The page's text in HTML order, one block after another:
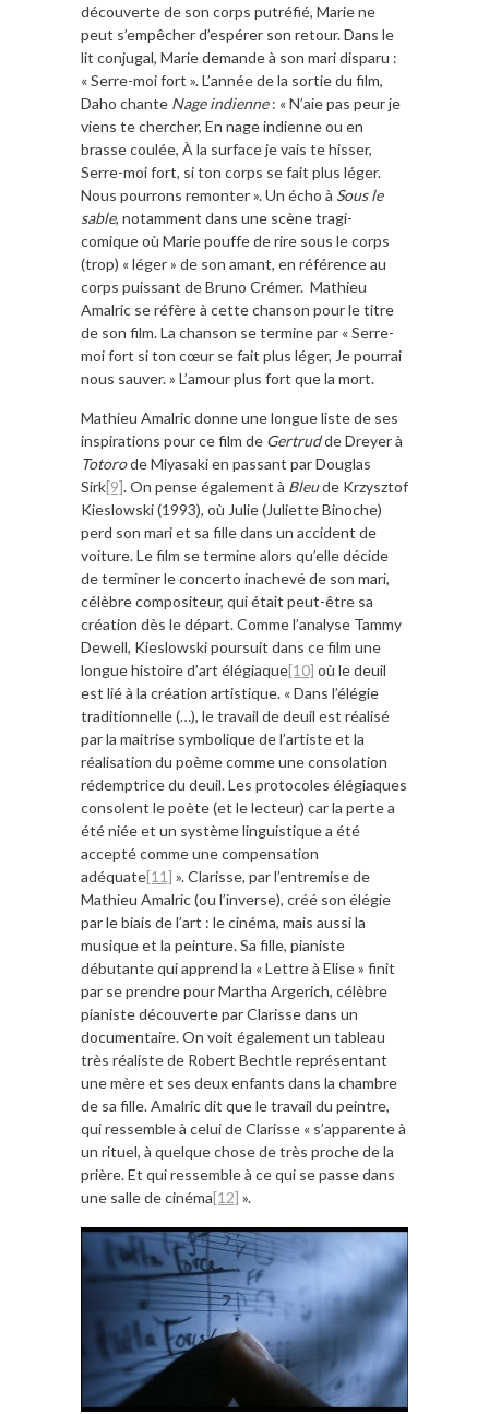
découverte de son corps putréfié, Marie ne
peut s’empêcher d’espérer son retour. Dans le
lit conjugal, Marie demande à son mari disparu :
« Serre-moi fort ». L’année de la sortie du film,
Daho chante Nage indienne: « N’aie pas peur je
viens te chercher, En nage indienne ou en
brasse coulée, À la surface je vais te hisser,
Serre-moi fort, si ton corps se fait plus léger.
Nous pourrons remonter ». Un écho à Sous le
sable, notamment dans une scène tragi-
comique où Marie pouffe de rire sous le corps
(trop) « léger » de son amant, en référence au
corps puissant de Bruno Crémer. Mathieu
Amalric se réfère à cette chanson pour le titre
de son film. La chanson se termine par « Serre-
moi fort si ton cœur se fait plus léger, Je pourrai
nous sauver. » L’amour plus fort que la mort.
Mathieu Amalric donne une longue liste de ses
inspirations pour ce film de Gertrudde Dreyer à
Totorode Miyasaki en passant par Douglas
Sirk[9]. On pense également à Bleude Krzysztof
Kieslowski (1993), où Julie (Juliette Binoche)
perd son mari et sa fille dans un accident de
voiture. Le film se termine alors qu’elle décide
de terminer le concerto inachevé de son mari,
célèbre compositeur, qui était peut-être sa
création dès le départ. Comme l’analyse Tammy
Dewell, Kieslowski poursuit dans ce film une
longue histoire d’art élégiaque[10] où le deuil
est lié à la création artistique. « Dans l’élégie
traditionnelle (…), le travail de deuil est réalisé
par la maitrise symbolique de l’artiste et la
réalisation du poème comme une consolation
rédemptrice du deuil. Les protocoles élégiaques
consolent le poète (et le lecteur) car la perte a
été niée et un système linguistique a été
accepté comme une compensation
adéquate[11] ». Clarisse, par l’entremise de
Mathieu Amalric (ou l’inverse), créé son élégie
par le biais de l’art : le cinéma, mais aussi la
musique et la peinture. Sa fille, pianiste
débutante qui apprend la « Lettre à Elise » finit
par se prendre pour Martha Argerich, célèbre
pianiste découverte par Clarisse dans un
documentaire. On voit également un tableau
très réaliste de Robert Bechtle représentant
une mère et ses deux enfants dans la chambre
de sa fille. Amalric dit que le travail du peintre,
qui ressemble à celui de Clarisse « s’apparente à
un rituel, à quelque chose de très proche de la
prière. Et qui ressemble à ce qui se passe dans
une salle de cinéma[12] ».